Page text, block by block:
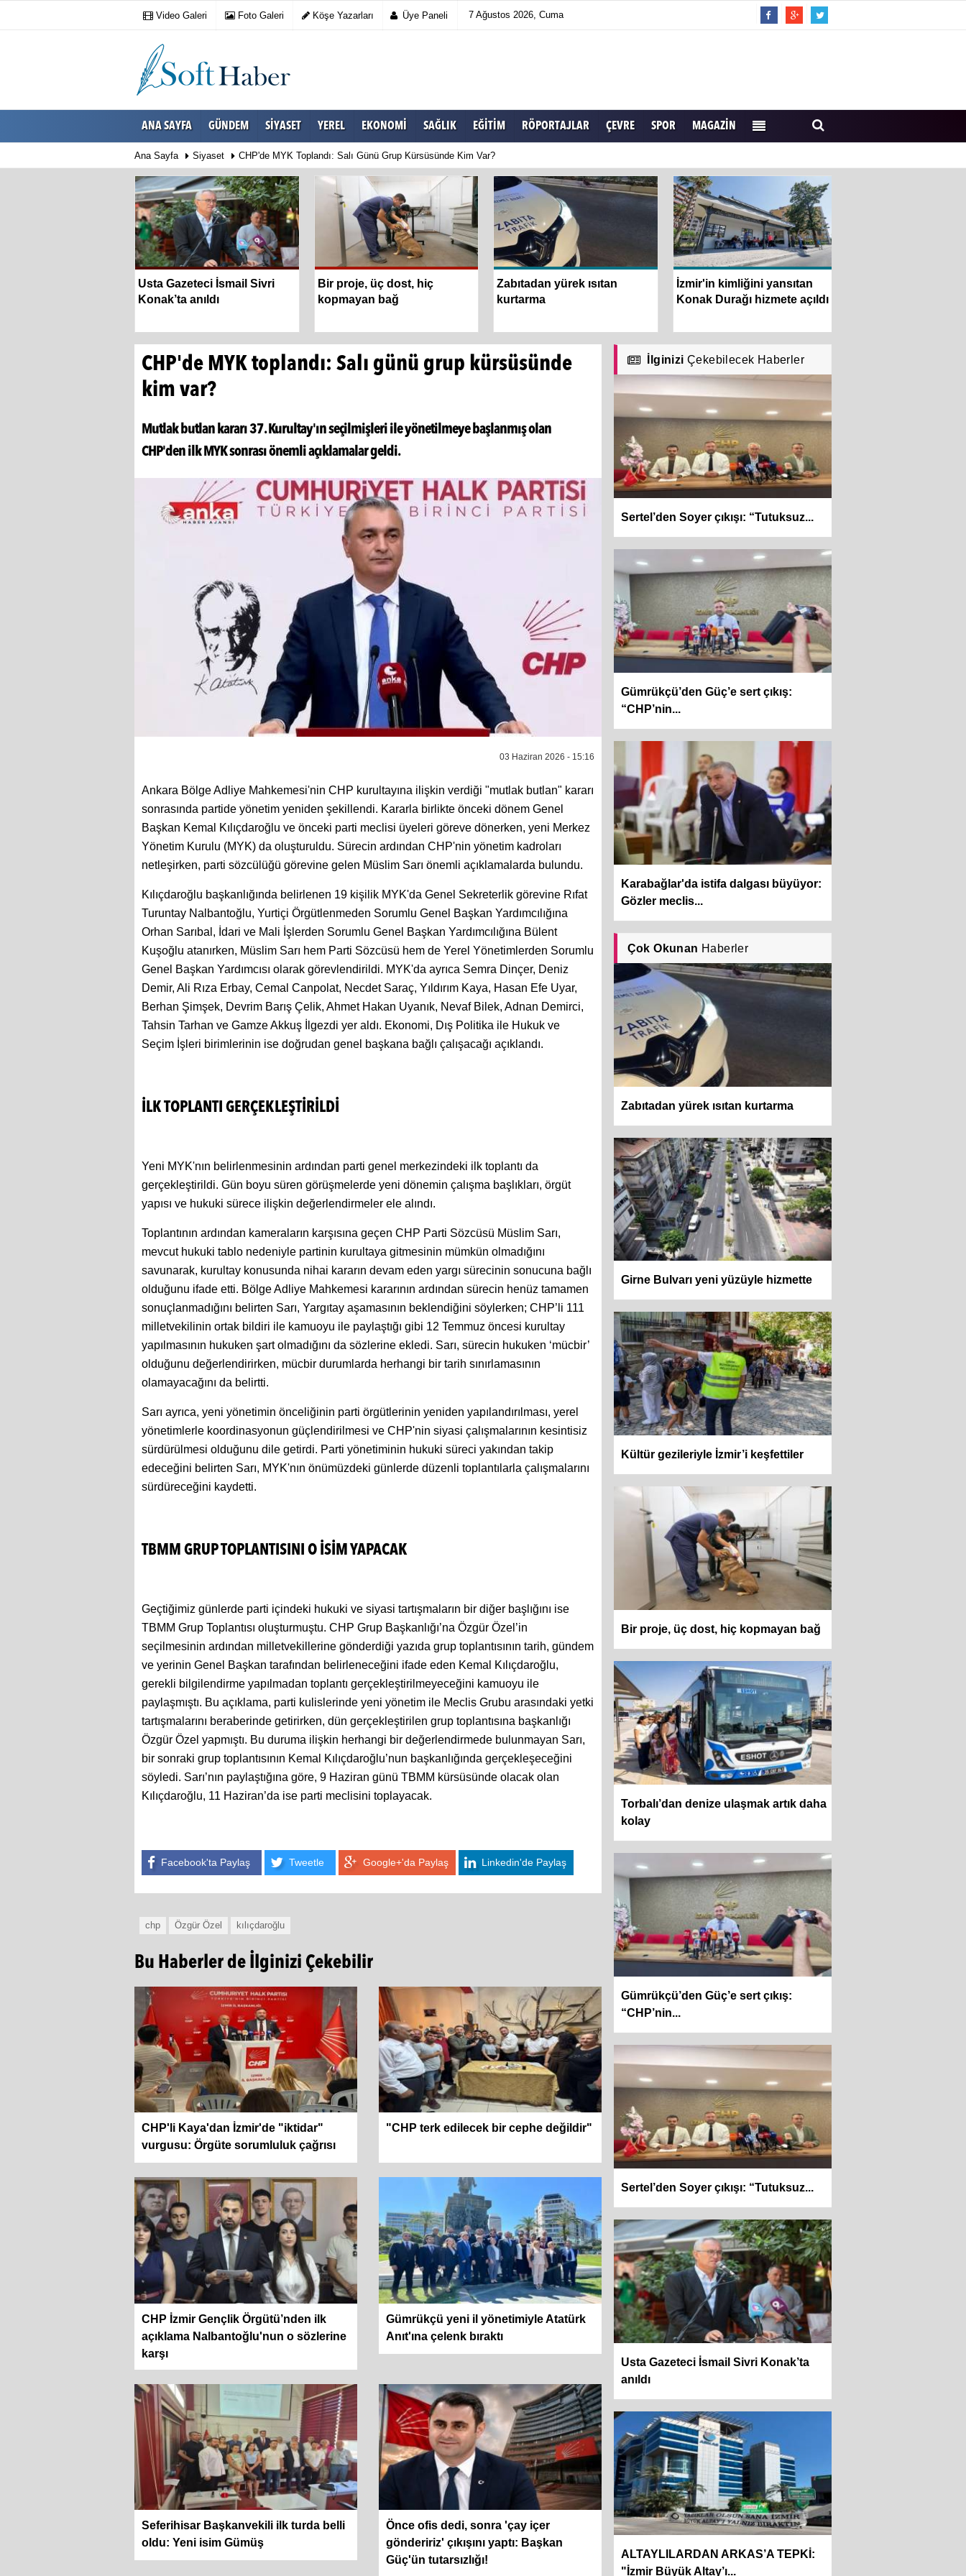
Video Galeri Foto Galeri Köşe Yazarları Üye Paneli 7 Ağustos 2026, Cuma
ANA SAYFA GÜNDEM SIYASET YEREL EKONOMI SAĞLIK EĞITIM RÖPORTAJLAR ÇEVRE SPOR MAGAZIN
Ana Sayfa Siyaset CHP'de MYK Toplandı: Salı Günü Grup Kürsüsünde Kim Var?
Usta Gazeteci İsmail Sivri
Konak’ta anıldı
Bir proje, üç dost, hiç
kopmayan bağ
Zabıtadan yürek ısıtan
kurtarma
İzmir'in kimliğini yansıtan
Konak Durağı hizmete açıldı
CHP'de MYK toplandı: Salı günü grup kürsüsünde
kim var?
Mutlak butlan kararı 37. Kurultay'ın seçilmişleri ile yönetilmeye başlanmış olan
CHP'den ilk MYK sonrası önemli açıklamalar geldi.
03 Haziran 2026 - 15:16
Ankara Bölge Adliye Mahkemesi'nin CHP kurultayına ilişkin verdiği "mutlak butlan" kararı
sonrasında partide yönetim yeniden şekillendi. Kararla birlikte önceki dönem Genel
Başkan Kemal Kılıçdaroğlu ve önceki parti meclisi üyeleri göreve dönerken, yeni Merkez
Yönetim Kurulu (MYK) da oluşturuldu. Sürecin ardından CHP'nin yönetim kadroları
netleşirken, parti sözcülüğü görevine gelen Müslim Sarı önemli açıklamalarda bulundu.
Kılıçdaroğlu başkanlığında belirlenen 19 kişilik MYK'da Genel Sekreterlik görevine Rıfat
Turuntay Nalbantoğlu, Yurtiçi Örgütlenmeden Sorumlu Genel Başkan Yardımcılığına
Orhan Sarıbal, İdari ve Mali İşlerden Sorumlu Genel Başkan Yardımcılığına Bülent
Kuşoğlu atanırken, Müslim Sarı hem Parti Sözcüsü hem de Yerel Yönetimlerden Sorumlu
Genel Başkan Yardımcısı olarak görevlendirildi. MYK'da ayrıca Semra Dinçer, Deniz
Demir, Ali Rıza Erbay, Cemal Canpolat, Necdet Saraç, Yıldırım Kaya, Hasan Efe Uyar,
Berhan Şimşek, Devrim Barış Çelik, Ahmet Hakan Uyanık, Nevaf Bilek, Adnan Demirci,
Tahsin Tarhan ve Gamze Akkuş İlgezdi yer aldı. Ekonomi, Dış Politika ile Hukuk ve
Seçim İşleri birimlerinin ise doğrudan genel başkana bağlı çalışacağı açıklandı.
İLK TOPLANTI GERÇEKLEŞTİRİLDİ
Yeni MYK'nın belirlenmesinin ardından parti genel merkezindeki ilk toplantı da
gerçekleştirildi. Gün boyu süren görüşmelerde yeni dönemin çalışma başlıkları, örgüt
yapısı ve hukuki sürece ilişkin değerlendirmeler ele alındı.
Toplantının ardından kameraların karşısına geçen CHP Parti Sözcüsü Müslim Sarı,
mevcut hukuki tablo nedeniyle partinin kurultaya gitmesinin mümkün olmadığını
savunarak, kurultay konusunda nihai kararın devam eden yargı sürecinin sonucuna bağlı
olduğunu ifade etti. Bölge Adliye Mahkemesi kararının ardından sürecin henüz tamamen
sonuçlanmadığını belirten Sarı, Yargıtay aşamasının beklendiğini söylerken; CHP’li 111
milletvekilinin ortak bildiri ile kamuoyu ile paylaştığı gibi 12 Temmuz öncesi kurultay
yapılmasının hukuken şart olmadığını da sözlerine ekledi. Sarı, sürecin hukuken ‘mücbir’
olduğunu değerlendirirken, mücbir durumlarda herhangi bir tarih sınırlamasının
olamayacağını da belirtti.
Sarı ayrıca, yeni yönetimin önceliğinin parti örgütlerinin yeniden yapılandırılması, yerel
yönetimlerle koordinasyonun güçlendirilmesi ve CHP'nin siyasi çalışmalarının kesintisiz
sürdürülmesi olduğunu dile getirdi. Parti yönetiminin hukuki süreci yakından takip
edeceğini belirten Sarı, MYK'nın önümüzdeki günlerde düzenli toplantılarla çalışmalarını
sürdüreceğini kaydetti.
TBMM GRUP TOPLANTISINI O İSİM YAPACAK
Geçtiğimiz günlerde parti içindeki hukuki ve siyasi tartışmaların bir diğer başlığını ise
TBMM Grup Toplantısı oluşturmuştu. CHP Grup Başkanlığı’na Özgür Özel’in
seçilmesinin ardından milletvekillerine gönderdiği yazıda grup toplantısının tarih, gündem
ve yerinin Genel Başkan tarafından belirleneceğini ifade eden Kemal Kılıçdaroğlu,
gerekli bilgilendirme yapılmadan toplantı gerçekleştirilmeyeceğini kamuoyu ile
paylaşmıştı. Bu açıklama, parti kulislerinde yeni yönetim ile Meclis Grubu arasındaki yetki
tartışmalarını beraberinde getirirken, dün gerçekleştirilen grup toplantısına başkanlığı
Özgür Özel yapmıştı. Bu duruma ilişkin herhangi bir değerlendirmede bulunmayan Sarı,
bir sonraki grup toplantısının Kemal Kılıçdaroğlu’nun başkanlığında gerçekleşeceğini
söyledi. Sarı’nın paylaştığına göre, 9 Haziran günü TBMM kürsüsünde olacak olan
Kılıçdaroğlu, 11 Haziran’da ise parti meclisini toplayacak.
Facebook'ta Paylaş Tweetle Google+'da Paylaş Linkedin'de Paylaş
chp Özgür Özel kılıçdaroğlu
Bu Haberler de İlginizi Çekebilir
CHP'li Kaya'dan İzmir'de "iktidar"
vurgusu: Örgüte sorumluluk çağrısı
"CHP terk edilecek bir cephe değildir"
CHP İzmir Gençlik Örgütü’nden ilk
açıklama Nalbantoğlu'nun o sözlerine
karşı
Gümrükçü yeni il yönetimiyle Atatürk
Anıt'ına çelenk bıraktı
Seferihisar Başkanvekili ilk turda belli
oldu: Yeni isim Gümüş
Önce ofis dedi, sonra 'çay içer
göndeririz' çıkışını yaptı: Başkan
Güç'ün tutarsızlığı!
İlginizi Çekebilecek Haberler
Sertel’den Soyer çıkışı: “Tutuksuz...
Gümrükçü’den Güç’e sert çıkış:
“CHP’nin...
Karabağlar'da istifa dalgası büyüyor:
Gözler meclis...
Çok Okunan Haberler
Zabıtadan yürek ısıtan kurtarma
Girne Bulvarı yeni yüzüyle hizmette
Kültür gezileriyle İzmir’i keşfettiler
Bir proje, üç dost, hiç kopmayan bağ
Torbalı’dan denize ulaşmak artık daha
kolay
Gümrükçü’den Güç’e sert çıkış:
“CHP’nin...
Sertel’den Soyer çıkışı: “Tutuksuz...
Usta Gazeteci İsmail Sivri Konak’ta
anıldı
ALTAYLILARDAN ARKAS’A TEPKİ:
"İzmir Büyük Altay’ı...